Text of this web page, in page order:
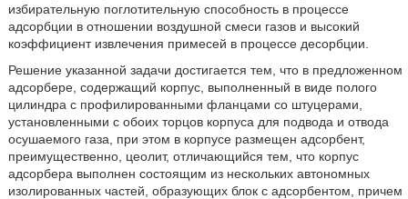
избирательную поглотительную способность в процессе
адсорбции в отношении воздушной смеси газов и высокий
коэффициент извлечения примесей в процессе десорбции.
Решение указанной задачи достигается тем, что в предложенном
адсорбере, содержащий корпус, выполненный в виде полого
цилиндра с профилированными фланцами со штуцерами,
установленными с обоих торцов корпуса для подвода и отвода
осушаемого газа, при этом в корпусе размещен адсорбент,
преимущественно, цеолит, отличающийся тем, что корпус
адсорбера выполнен состоящим из нескольких автономных
изолированных частей, образующих блок с адсорбентом, причем